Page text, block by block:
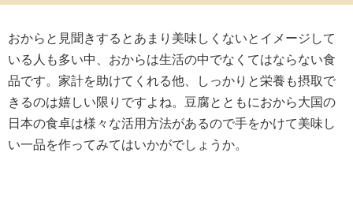
おからと見聞きするとあまり美味しくないとイメージして
いる人も多い中、おからは生活の中でなくてはならない食
品です。家計を助けてくれる他、しっかりと栄養も摂取で
きるのは嬉しい限りですよね。豆腐とともにおから大国の
日本の食卓は様々な活用方法があるので手をかけて美味し
い一品を作ってみてはいかがでしょうか。